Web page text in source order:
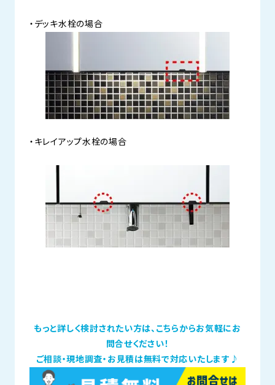
・デッキ水栓の場合
・キレイアップ水栓の場合
もっと詳しく検討されたい方は、こちらからお気軽にお
問合せください！
ご相談・現地調査・お見積は無料で対応いたします♪